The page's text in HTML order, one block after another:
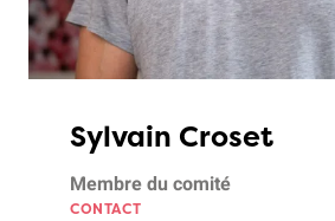
Sylvain Croset
Membre du comité
CONTACT